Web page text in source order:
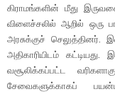
கிராமங்களின் மீது
விளைச்சலில் ஆறில் ஒரு
அரசுக்குச் செலுத்தினர்.
அதிகாரியிடம்
வசூலிக்கப்பட்ட
சேவைகளுக்காகப்